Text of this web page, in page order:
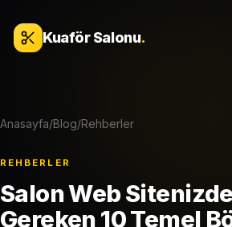
Kuaför Salonu.
Anasayfa/Blog/Rehberler
REHBERLER
Salon Web
Gereken 10 Temel